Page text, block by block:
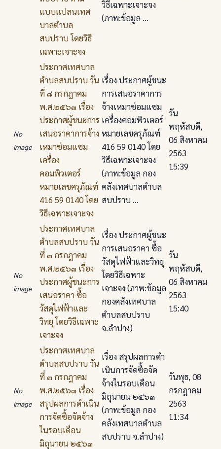
แบบแปลนเทศ
บาลตําบล
สบปราบ โดยวิธี
เฉพาะเจาะจง
วิธีเฉพาะเจาะจง
(ภาพ:ข้อมูล ...
No
image
ประกาศเทศบาล
ตําบลสบปราบ วัน
ที่ ๘ กรกฎาคม
พ.ศ.๒๕๖๓ เรื่อง
ประกาศผู้ชนะการ
เสนอราคาการจ้าง
เหมาซ่อมแซม
เครื่อง
คอมพิวเตอร์
หมายเลขครุภัณฑ์
416 59 0140 โดย
วิธีเฉพาะเจาะจง
เรื่อง ประกาศผู้ชนะ
การเสนอราคาการ
จ้างเหมาซ่อมแซม
เครื่องคอมพิวเตอร์
หมายเลขครุภัณฑ์
416 59 0140 โดย
วิธีเฉพาะเจาะจง
(ภาพ:ข้อมูล กอง
คลังเทศบาลตำบล
สบปราบ ...
วัน
พฤหัสบดี,
06 สิงหาคม
2563
15:39
No
image
ประกาศเทศบาล
ตําบลสบปราบ วัน
ที่ ๓ กรกฎาคม
พ.ศ.๒๕๖๓ เรื่อง
ประกาศผู้ชนะการ
เสนอราคา ซื้อ
วัสดุไฟฟ้าและ
วิทยุ โดยวิธีเฉพาะ
เจาะจง
เรื่อง ประกาศผู้ชนะ
การเสนอราคา ซื้อ
วัสดุไฟฟ้าและวิทยุ
โดยวิธีเฉพาะ
เจาะจง (ภาพ:ข้อมูล
กองคลังเทศบาล
ตำบลสบปราบ
จ.ลำปาง)
วัน
พฤหัสบดี,
06 สิงหาคม
2563
15:40
No
image
ประกาศเทศบาล
ตําบลสบปราบ วัน
ที่ ๓ กรกฎาคม
พ.ศ.๒๕๖๓ เรื่อง
สรุปผลการดําเนิน
การจัดซื้อจัดจ้าง
ในรอบเดือน
มิถุนายน ๒๕๖๓
เรื่อง สรุปผลการดํา
เนินการจัดซื้อจัด
จ้างในรอบเดือน
มิถุนายน ๒๕๖๓
(ภาพ:ข้อมูล กอง
คลังเทศบาลตำบล
สบปราบ จ.ลำปาง)
วันพุธ, 08
กรกฎาคม
2563
11:34